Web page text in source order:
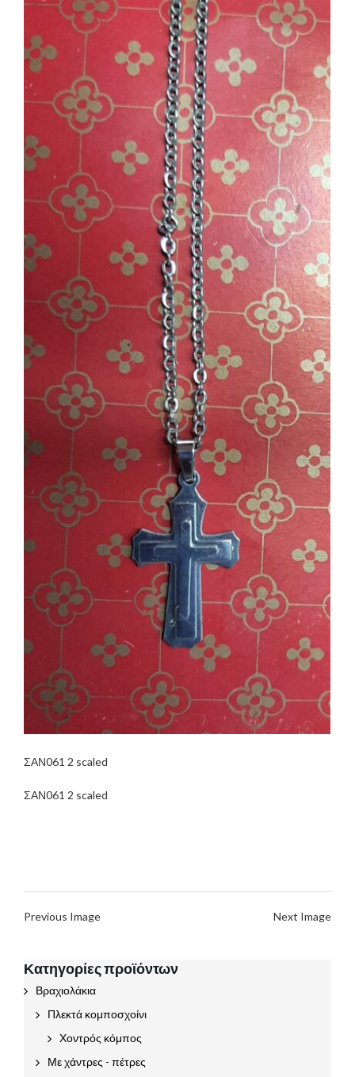
ΣΑΝ061 2 scaled
ΣΑΝ061 2 scaled
Previous Image Next Image
Κατηγορίες προϊόντων
Βραχιολάκια
Πλεκτά κομποσχοίνι
Χοντρός κόμπος
Με χάντρες - πέτρες